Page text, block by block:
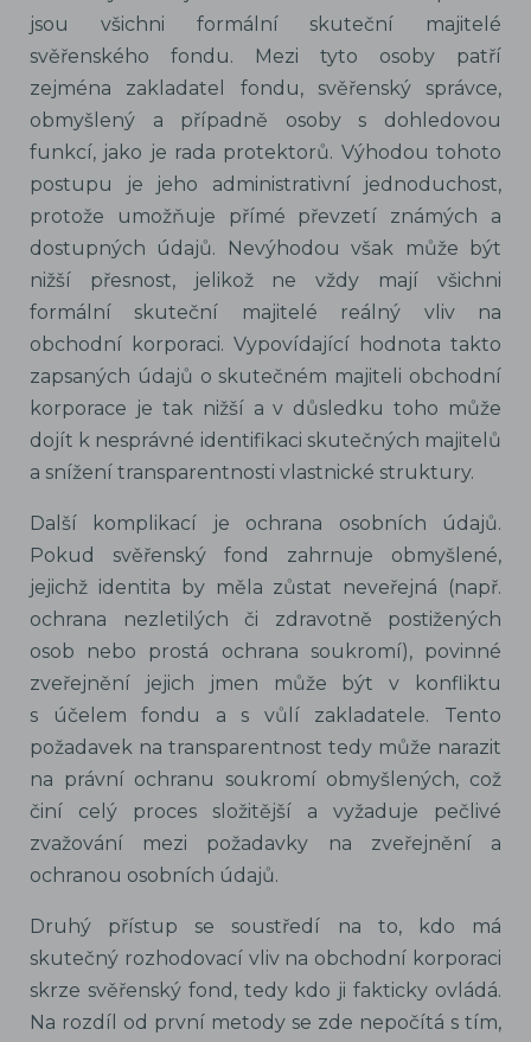
jsou všichni formální skuteční majitelé
svěřenského fondu. Mezi tyto osoby patří
zejména zakladatel fondu, svěřenský správce,
obmyšlený a případně osoby s dohledovou
funkcí, jako je rada protektorů. Výhodou tohoto
postupu je jeho administrativní jednoduchost,
protože umožňuje přímé převzetí známých a
dostupných údajů. Nevýhodou však může být
nižší přesnost, jelikož ne vždy mají všichni
formální skuteční majitelé reálný vliv na
obchodní korporaci. Vypovídající hodnota takto
zapsaných údajů o skutečném majiteli obchodní
korporace je tak nižší a v důsledku toho může
dojít k nesprávné identifikaci skutečných majitelů
a snížení transparentnosti vlastnické struktury.
Další komplikací je ochrana osobních údajů.
Pokud svěřenský fond zahrnuje obmyšlené,
jejichž identita by měla zůstat neveřejná (např.
ochrana nezletilých či zdravotně postižených
osob nebo prostá ochrana soukromí), povinné
zveřejnění jejich jmen může být v konfliktu
s účelem fondu a s vůlí zakladatele. Tento
požadavek na transparentnost tedy může narazit
na právní ochranu soukromí obmyšlených, což
činí celý proces složitější a vyžaduje pečlivé
zvažování mezi požadavky na zveřejnění a
ochranou osobních údajů.
Druhý přístup se soustředí na to, kdo má
skutečný rozhodovací vliv na obchodní korporaci
skrze svěřenský fond, tedy kdo ji fakticky ovládá.
Na rozdíl od první metody se zde nepočítá s tím,